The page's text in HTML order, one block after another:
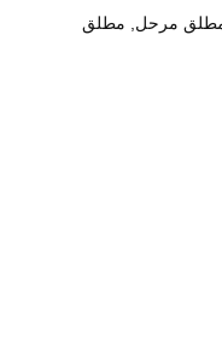
مطلق مرحل, مطلق